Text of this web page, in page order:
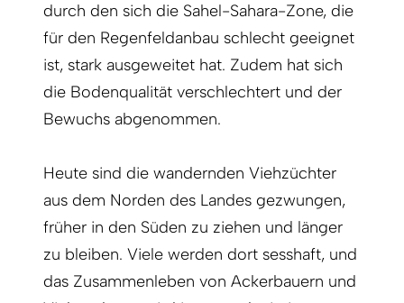
durch den sich die Sahel-Sahara-Zone, die
für den Regenfeldanbau schlecht geeignet
ist, stark ausgeweitet hat. Zudem hat sich
die Bodenqualität verschlechtert und der
Bewuchs abgenommen.
Heute sind die wandernden Viehzüchter
aus dem Norden des Landes gezwungen,
früher in den Süden zu ziehen und länger
zu bleiben. Viele werden dort sesshaft, und
das Zusammenleben von Ackerbauern und